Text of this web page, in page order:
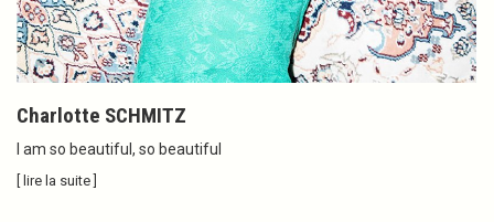
Charlotte SCHMITZ
I am so beautiful, so beautiful
[ lire la suite ]